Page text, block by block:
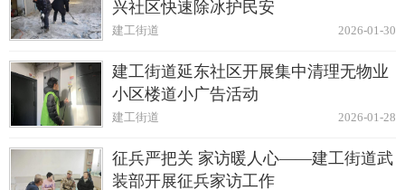
兴社区快速除冰护民安
2026-01-30
建工街道
建工街道延东社区开展集中清理无物业
小区楼道小广告活动
2026-01-28
建工街道
征兵严把关 家访暖人心——建工街道武
装部开展征兵家访工作